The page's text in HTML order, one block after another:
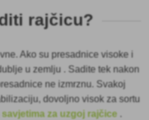
rajčicu?
Ako su presadnice visoke i
u zemlju . Sadite tek nakon
ne izmrznu. Svakoj
dovoljno visok za sortu
savjetima za uzgoj rajčice .